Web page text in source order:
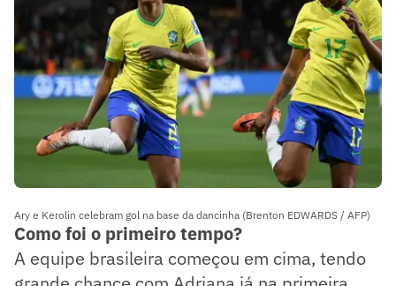
Ary e Kerolin celebram gol na base da dancinha (Brenton EDWARDS / AFP)
Como foi o primeiro tempo?
A equipe brasileira começou em cima, tendo